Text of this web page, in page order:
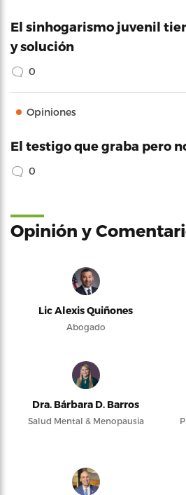
El sinhogarismo juvenil
y solución
0
Opiniones
El testigo que graba pero
0
Opinión y
Lic Alexis Quiñones
Abogado
Dra. Bárbara D. Barros
Salud Mental & Menopausia